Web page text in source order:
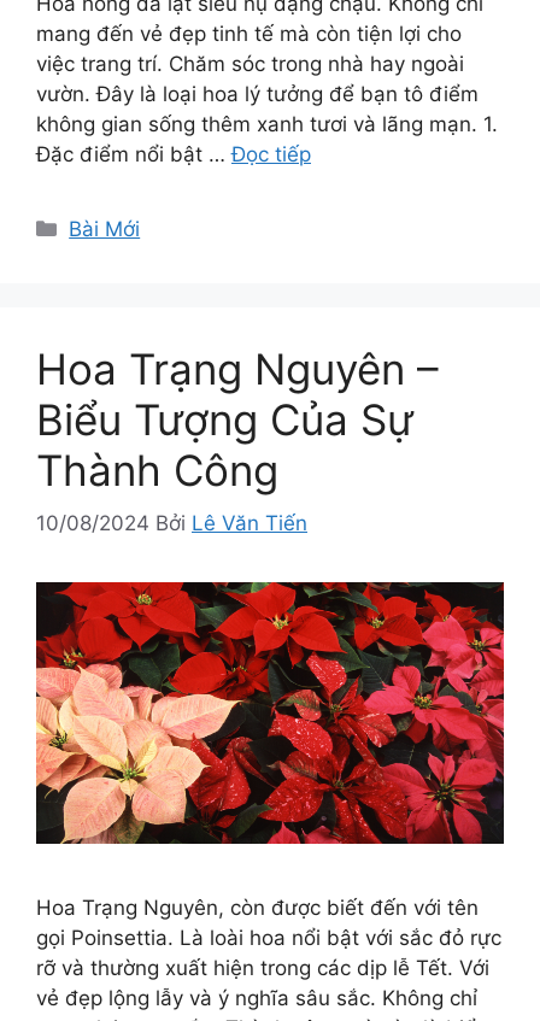
mang đến vẻ đẹp tinh tế mà còn tiện lợi cho
việc trang trí. Chăm sóc trong nhà hay ngoài
vườn. Đây là loại hoa lý tưởng để bạn tô điểm
không gian sống thêm xanh tươi và lãng mạn. 1.
Đặc điểm nổi bật …Đọc tiếp
Danh
Bài Mới
Hoa Trạng Nguyên –
Biểu Tượng Của Sự
Thành Công
10/08/2024 Bởi Lê Văn Tiến
Hoa Trạng Nguyên, còn được biết đến với tên
gọi Poinsettia. Là loài hoa nổi bật với sắc đỏ rực
rỡ và thường xuất hiện trong các dịp lễ Tết. Với
vẻ đẹp lộng lẫy và ý nghĩa sâu sắc. Không chỉ